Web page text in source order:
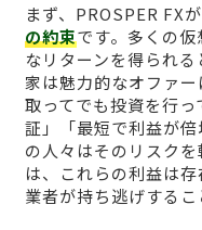
まず、PROSPER FX
の約束です。多くの
なリターンを得られ
家は魅力的なオファ
取ってでも投資を行
証」「最短で利益が
の人々はそのリスク
は、これらの利益は
業者が持ち逃げするこ